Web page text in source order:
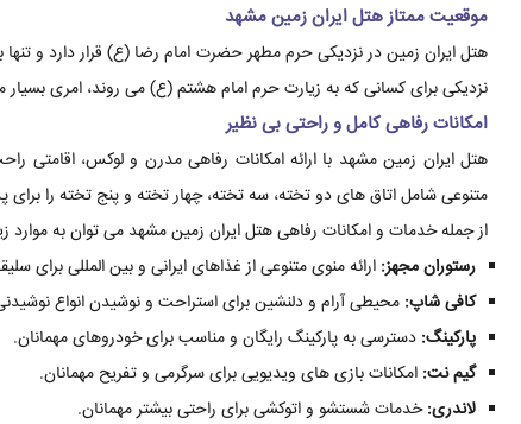
موقعیت ممتاز هتل ایران زمین مشهد
نزدیکی برای کسانی که به زیارت حرم امام هشتم (ع) می روند، امری
امکانات رفاهی کامل و راحتی بی نظیر
هتل ایران زمین مشهد با ارائه امکانات رفاهی مدرن و لوکس، اقامتی
متنوعی شامل اتاق های دو تخته، سه تخته، چهار تخته و پنج تخته را برای
از جمله خدمات و امکانات رفاهی هتل ایران زمین مشهد می توان به موارد
رستوران مجهز: ارائه منوی متنوعی از غذاهای ایرانی و بین المللی برای
کافی شاپ: محیطی آرام و دلنشین برای استراحت و نوشیدن انواع
پارکینگ: دسترسی به پارکینگ رایگان و مناسب برای خودروهای مهمانان.
گیم نت: امکانات بازی های ویدیویی برای سرگرمی و تفریح مهمانان.
لاندری:خدمات شستشو و اتوکشی برای راحتی بیشتر مهمانان.